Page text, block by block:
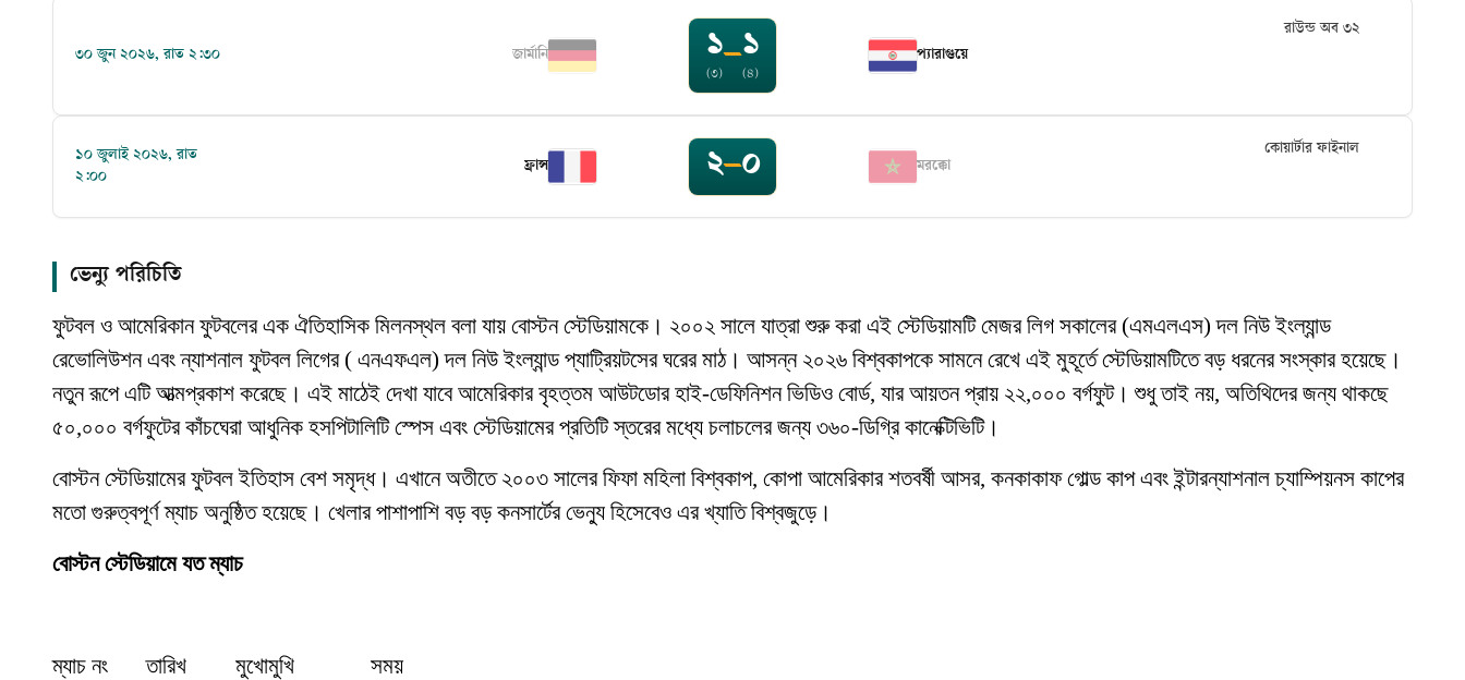
৩০ জুন ২০২৬, রাত ২:৩০ জার্মানি ১
(৩)
–১
(৪)
প্যারাগুয়ে
রাউন্ড অব ৩২
১০ জুলাই ২০২৬, রাত
২:০০
ফ্রান্স ২–০ মরক্কো
কোয়ার্টার ফাইনাল
ভেন্যু পরিচিতি
ফুটবল ও আমেরিকান ফুটবলের এক ঐতিহাসিক মিলনস্থল বলা যায় বোস্টন স্টেডিয়ামকে। ২০০২ সালে যাত্রা শুরু করা এই স্টেডিয়ামটি মেজর লিগ সকালের (এমএলএস) দল নিউ ইংল্যান্ড
রেভোলিউশন এবং ন্যাশনাল ফুটবল লিগের ( এনএফএল) দল নিউ ইংল্যান্ড প্যাট্রিয়টসের ঘরের মাঠ। আসন্ন ২০২৬ বিশ্বকাপকে সামনে রেখে এই মুহূর্তে স্টেডিয়ামটিতে বড় ধরনের সংস্কার হয়েছে।
নতুন রূপে এটি আত্মপ্রকাশ করেছে। এই মাঠেই দেখা যাবে আমেরিকার বৃহত্তম আউটডোর হাই-ডেফিনিশন ভিডিও বোর্ড, যার আয়তন প্রায় ২২,০০০ বর্গফুট। শুধু তাই নয়, অতিথিদের জন্য থাকছে
৫০,০০০ বর্গফুটের কাঁচঘেরা আধুনিক হসপিটালিটি স্পেস এবং স্টেডিয়ামের প্রতিটি স্তরের মধ্যে চলাচলের জন্য ৩৬০-ডিগ্রি কানেক্টিভিটি।
বোস্টন স্টেডিয়ামের ফুটবল ইতিহাস বেশ সমৃদ্ধ। এখানে অতীতে ২০০৩ সালের ফিফা মহিলা বিশ্বকাপ, কোপা আমেরিকার শতবর্ষী আসর, কনকাকাফ গোল্ড কাপ এবং ইন্টারন্যাশনাল চ্যাম্পিয়নস কাপের
মতো গুরুত্বপূর্ণ ম্যাচ অনুষ্ঠিত হয়েছে। খেলার পাশাপাশি বড় বড় কনসার্টের ভেন্যু হিসেবেও এর খ্যাতি বিশ্বজুড়ে।
বোস্টন স্টেডিয়ামে যত ম্যাচ
ম্যাচ নং তারিখ মুখোমুখি
সময়